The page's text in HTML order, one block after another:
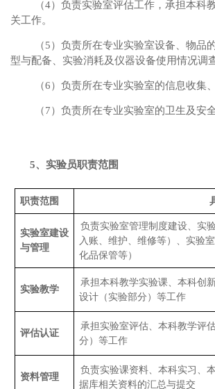
（4）负责实验室评估工作，承担本科
关工作。
（5）负责所在专业实验室设备、物品
型与配备、实验消耗及仪器设备使用情况调
（6）负责所在专业实验室的信息收集
（7）负责所在专业实验室的卫生及安全
5、实验员职责范围
职责范围
实验室建设
与管理
负责实验室管理制度建设、实
入账、维护、维修等）、实验
化品保管等）
实验教学
承担本科教学实验课、本科创
设计（实验部分）等工作
评估认证
承担实验室评估、本科教学评
分）等工作
资料管理
负责实验课资料、本科实习、
据库相关资料的汇总与提交